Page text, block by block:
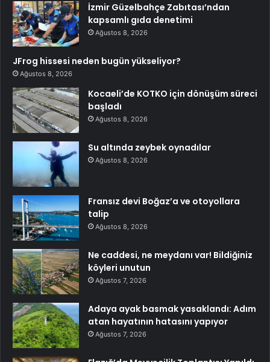
İzmir Güzelbahçe Zabıtası’ndan
kapsamlı gıda denetimi
Ağustos 8, 2026
JFrog hissesi neden bugün yükseliyor?
Ağustos 8, 2026
Kocaeli’de KOTKO için dönüşüm süreci
başladı
Ağustos 8, 2026
Su altında zeybek oynadılar
Ağustos 8, 2026
Fransız devi Boğaz’a ve otoyollara
talip
Ağustos 8, 2026
Ne caddesi, ne meydanı var! Bildiğiniz
köyleri unutun
Ağustos 7, 2026
Adaya ayak basmak yasaklandı: Adım
atan hayatının hatasını yapıyor
Ağustos 7, 2026